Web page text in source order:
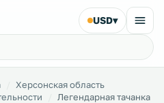
USD▾
Херсонская область
Легендарная тачанка